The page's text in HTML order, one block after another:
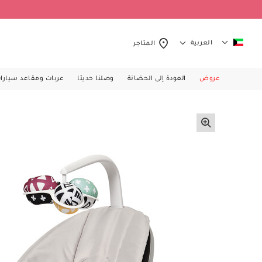
العربية المتاجر
عروض العودة إلى الحضانة وصلنا حديثا عربات ومقاعد